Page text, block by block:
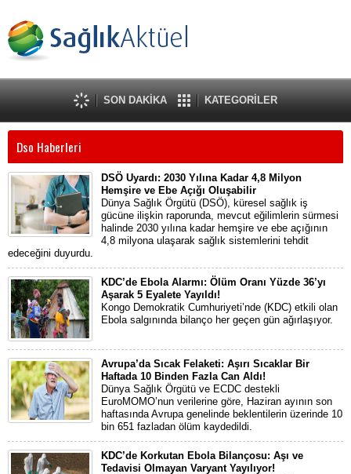
SON DAKİKA KATEGORİLER
Dso Haberleri
DSÖ Uyardı: 2030 Yılına Kadar 4,8 Milyon
Hemşire ve Ebe Açığı Oluşabilir
Dünya Sağlık Örgütü (DSÖ), küresel sağlık iş
gücüne ilişkin raporunda, mevcut eğilimlerin sürmesi
halinde 2030 yılına kadar hemşire ve ebe açığının
4,8 milyona ulaşarak sağlık sistemlerini tehdit
edeceğini duyurdu.
KDC’de Ebola Alarmı: Ölüm Oranı Yüzde 36’yı
Aşarak 5 Eyalete Yayıldı!
Kongo Demokratik Cumhuriyeti’nde (KDC) etkili olan
Ebola salgınında bilanço her geçen gün ağırlaşıyor.
Avrupa’da Sıcak Felaketi: Aşırı Sıcaklar Bir
Haftada 10 Binden Fazla Can Aldı!
Dünya Sağlık Örgütü ve ECDC destekli
EuroMOMO’nun verilerine göre, Haziran ayının son
haftasında Avrupa genelinde beklentilerin üzerinde 10
bin 651 fazladan ölüm kaydedildi.
KDC’de Korkutan Ebola Bilançosu: Aşı ve
Tedavisi Olmayan Varyant Yayılıyor!